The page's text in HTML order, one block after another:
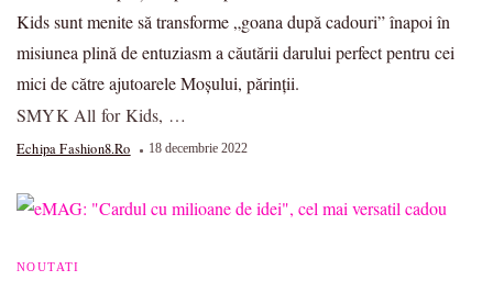
Kids sunt menite să transforme „goana după cadouri” înapoi în
misiunea plină de entuziasm a căutării darului perfect pentru cei
mici de către ajutoarele Moșului, părinții.
SMYK All for Kids, …
Echipa Fashion8.ro 18 decembrie 2022
NOUTATI